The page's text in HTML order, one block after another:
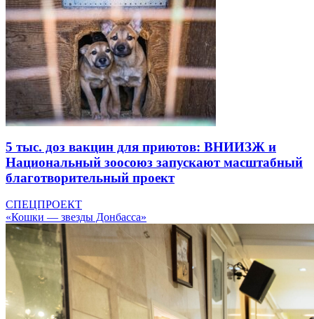
5 тыс. доз вакцин для приютов: ВНИИЗЖ и
Национальный зоосоюз запускают масштабный
благотворительный проект
СПЕЦПРОЕКТ
«Кошки — звезды Донбасса»